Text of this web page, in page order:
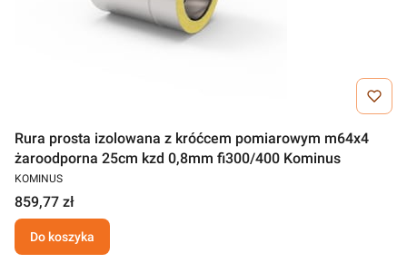
Rura prosta izolowana z króćcem pomiarowym m64x4
żaroodporna 25cm kzd 0,8mm fi300/400 Kominus
KOMINUS
859,77 zł
Do koszyka